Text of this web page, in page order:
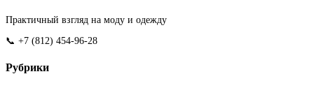
Практичный взгляд на моду и одежду
📞 +7 (812) 454-96-28
Рубрики